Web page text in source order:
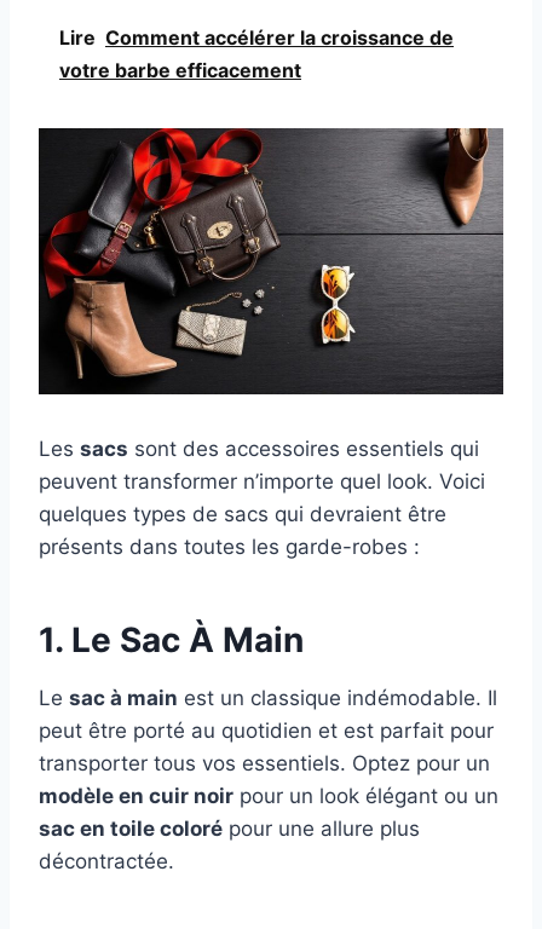
Lire Comment accélérer la croissance de
votre barbe efficacement
Les sacs sont des accessoires essentiels qui
peuvent transformer n’importe quel look. Voici
quelques types de sacs qui devraient être
présents dans toutes les garde-robes :
1. Le Sac À Main
Le sac à main est un classique indémodable. Il
peut être porté au quotidien et est parfait pour
transporter tous vos essentiels. Optez pour un
modèle en cuir noir pour un look élégant ou un
sac en toile coloré pour une allure plus
décontractée.